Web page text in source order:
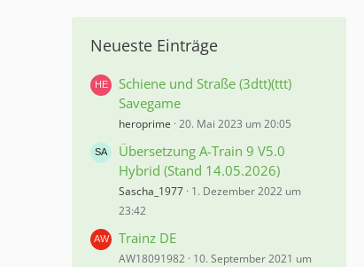
Neueste Einträge
Schiene und Straße (3dtt)(ttt)
Savegame
heroprime 20. Mai 2023 um 20:05
Übersetzung A-Train 9 V5.0
Hybrid (Stand 14.05.2026)
Sascha_1977 1. Dezember 2022 um
23:42
Trainz DE
AW18091982 10. September 2021 um